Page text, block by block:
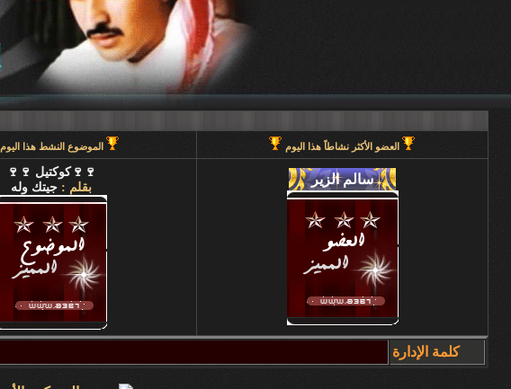
العضو الأكثر نشاطاً هذا اليوم الموضوع النشط هذا اليوم
🍷🍷كوكتيل 🍷🍷
بقلم : جيتك وله
كلمة الإدارة